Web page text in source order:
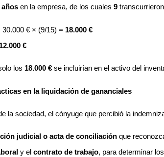
añosen la empresa, de los cuales 9
30.000 € × (9/15) = 18.000 €
12.000 €
los 18.000 €se incluirían en el activo del
en la liquidación de gananciales
la sociedad, el cónyuge que percibió la
judicial o acta de conciliaciónque
y el contrato de trabajo, para determinar